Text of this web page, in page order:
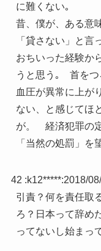
に難くない｡
昔、僕が、ある意
「貸さない」と
おちいった経験か
うと思う｡ 首をつ
血圧が異常に上が
ない、と感じてほ
が。 経済犯罪の
「当然の処罰」を
42 :k12*****:2018/
引責？何を責任取
ろ？日本って辞め
ってないし始まっ